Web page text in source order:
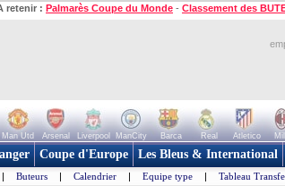
retenir : Palmarès Coupe du Monde - Classement des
Man Utd Arsenal Liverpool ManCity Barca Real Atletico
Coupe d'Europe Les Bleus & International
| Buteurs | Calendrier | Equipe type | Tableau